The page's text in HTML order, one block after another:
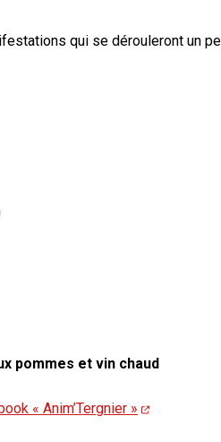
qui se dérouleront un
pommes et vin chaud
« Anim’Tergnier »